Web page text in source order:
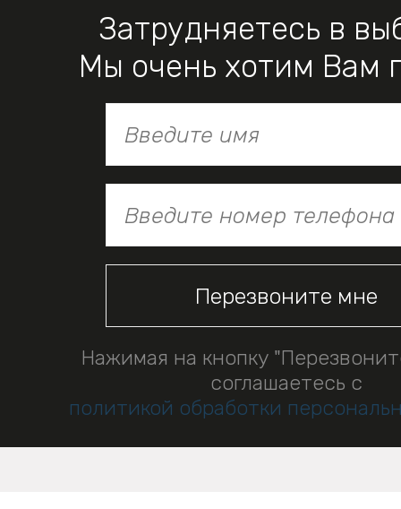
Затрудняетесь в
Мы очень хотим Вам
Нажимая на кнопку
соглашаетесь с
политикой обработки